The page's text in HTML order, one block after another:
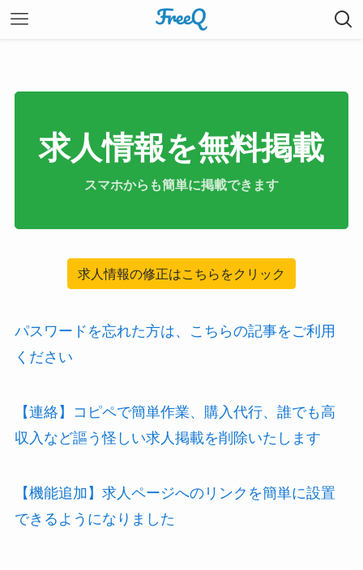
求人情報を無料掲載
スマホからも簡単に掲載できます
求人情報の修正はこちらをクリック
パスワードを忘れた方は、こちらの記事をご利用
ください
【連絡】コピペで簡単作業、購入代行、誰でも高
収入など謳う怪しい求人掲載を削除いたします
【機能追加】求人ページへのリンクを簡単に設置
できるようになりました